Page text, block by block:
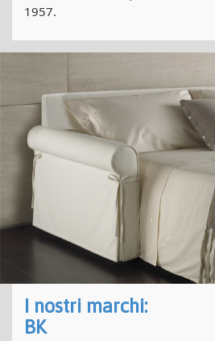
1957.
I nostri marchi:
BK